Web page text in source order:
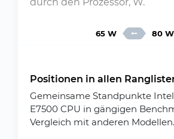
65 W 80 W
Positionen in allen
Gemeinsame Standpunkte
E7500 CPU in gängigen
Vergleich mit anderen Modellen.